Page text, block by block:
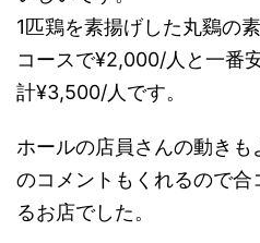
1匹鶏を素揚げした丸鷄の
コースで¥2,000/人と一番
計¥3,500/人です。
ホールの店員さんの動き
のコメントもくれるので
るお店でした。